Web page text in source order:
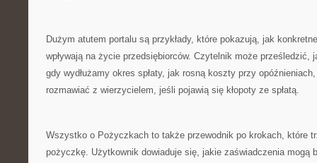
Dużym atutem portalu są przykłady, które pokazują, jak
wpływają na życie przedsiębiorców. Czytelnik może prześledzić,
gdy wydłużamy okres spłaty, jak rosną koszty przy
rozmawiać z wierzycielem, jeśli pojawią się kłopoty ze spłatą.
Wszystko o Pożyczkach to także przewodnik po krokach, które
pożyczkę. Użytkownik dowiaduje się, jakie zaświadczenia mogą